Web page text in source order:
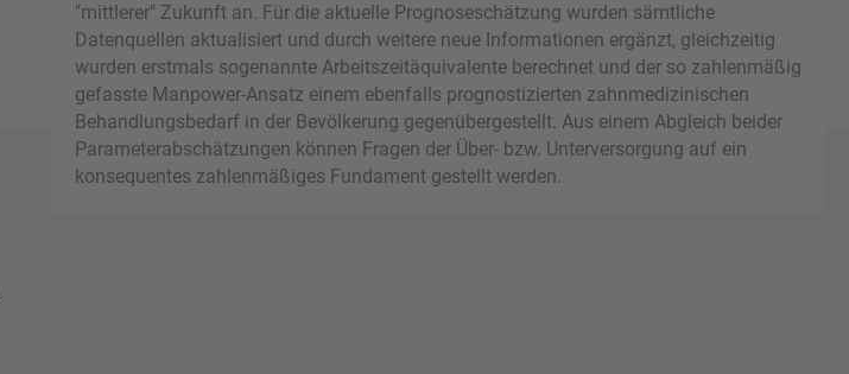
"mittlerer" Zukunft an. Für die aktuelle Prognoseschätzung wurden sämtliche
Datenquellen aktualisiert und durch weitere neue Informationen ergänzt, gleichzeitig
wurden erstmals sogenannte Arbeitszeitäquivalente berechnet und der so zahlenmäßig
gefasste Manpower-Ansatz einem ebenfalls prognostizierten zahnmedizinischen
Behandlungsbedarf in der Bevölkerung gegenübergestellt. Aus einem Abgleich beider
Parameterabschätzungen können Fragen der Über- bzw. Unterversorgung auf ein
konsequentes zahlenmäßiges Fundament gestellt werden.